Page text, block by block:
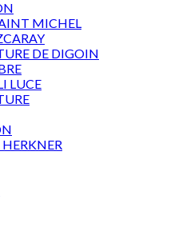
MICHEL
DE DIGOIN
LUCE